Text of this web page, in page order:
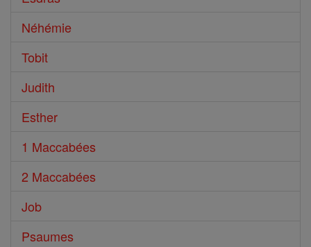
Néhémie
Tobit
Judith
Esther
1 Maccabées
2 Maccabées
Job
Psaumes